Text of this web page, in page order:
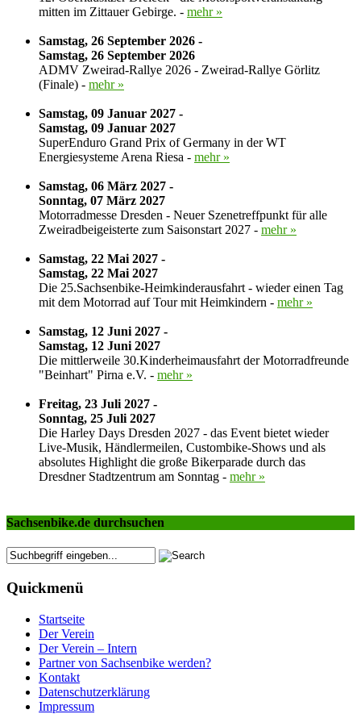
mitten im Zittauer Gebirge. - mehr »
Samstag, 26 September 2026 -
Samstag, 26 September 2026
ADMV Zweirad-Rallye 2026 - Zweirad-Rallye Görlitz
(Finale) - mehr »
Samstag, 09 Januar 2027 -
Samstag, 09 Januar 2027
SuperEnduro Grand Prix of Germany in der WT
Energiesysteme Arena Riesa - mehr »
Samstag, 06 März 2027 -
Sonntag, 07 März 2027
Motorradmesse Dresden - Neuer Szenetreffpunkt für alle
Zweiradbeigeisterte zum Saisonstart 2027 - mehr »
Samstag, 22 Mai 2027 -
Samstag, 22 Mai 2027
Die 25.Sachsenbike-Heimkinderausfahrt - wieder einen Tag
mit dem Motorrad auf Tour mit Heimkindern - mehr »
Samstag, 12 Juni 2027 -
Samstag, 12 Juni 2027
Die mittlerweile 30.Kinderheimausfahrt der Motorradfreunde
"Beinhart" Pirna e.V. - mehr »
Freitag, 23 Juli 2027 -
Sonntag, 25 Juli 2027
Die Harley Days Dresden 2027 - das Event bietet wieder
Live-Musik, Händlermeilen, Custombike-Shows und als
absolutes Highlight die große Bikerparade durch das
Dresdner Stadtzentrum am Sonntag - mehr »
Sachsenbike.de durchsuchen
Quickmenü
Startseite
Der Verein
Der Verein – Intern
Partner von Sachsenbike werden?
Kontakt
Datenschutzerklärung
Impressum